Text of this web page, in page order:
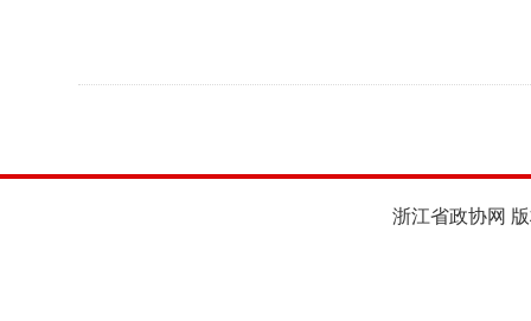
浙江省政协网